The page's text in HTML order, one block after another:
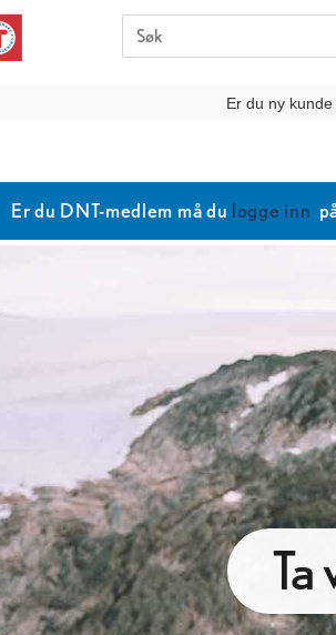
Er du ny
Er du DNT-medlem må du logge inn